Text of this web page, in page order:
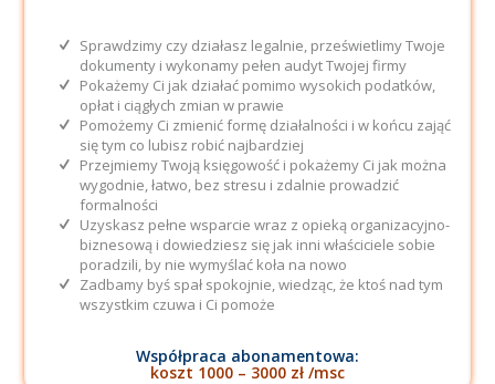
Sprawdzimy czy działasz legalnie, prześwietlimy Twoje
dokumenty i wykonamy pełen audyt Twojej firmy
Pokażemy Ci jak działać pomimo wysokich podatków,
opłat i ciągłych zmian w prawie
Pomożemy Ci zmienić formę działalności i w końcu zająć
się tym co lubisz robić najbardziej
Przejmiemy Twoją księgowość i pokażemy Ci jak można
wygodnie, łatwo, bez stresu i zdalnie prowadzić
formalności
Uzyskasz pełne wsparcie wraz z opieką organizacyjno-
biznesową i dowiedziesz się jak inni właściciele sobie
poradzili, by nie wymyślać koła na nowo
Zadbamy byś spał spokojnie, wiedząc, że ktoś nad tym
wszystkim czuwa i Ci pomoże
Współpraca abonamentowa:
koszt 1000 – 3000 zł /msc